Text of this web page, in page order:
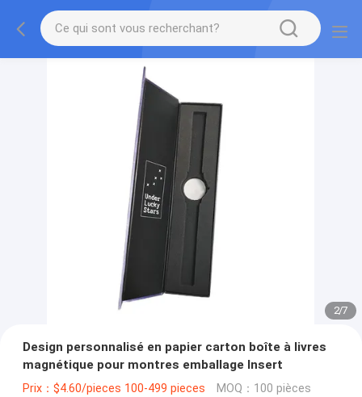
2/7
Design personnalisé en papier carton boîte à livres
magnétique pour montres emballage Insert
Prix：$4.60/pieces 100-499 pieces MOQ：100 pièces